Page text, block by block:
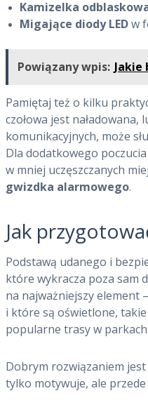
Kamizelka
Migające diody LEDw
Powiązany wpis: Jakie
Pamiętaj też o kilku
czołowa jest
komunikacyjnych, może
Dla dodatkowego
w mniej uczęszczanych
gwizdka alarmowego.
Jak
Podstawą udanego i
które wykracza poza sam
na najważniejszy element –
i które są oświetlone, takie
popularne trasy w parkach.
Dobrym rozwiązaniem jest
tylko motywuje, ale